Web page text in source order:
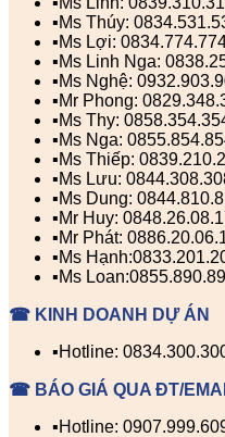
▪️Ms Thúy:
▪️Ms Lợi:
▪️Ms Linh Nga:
▪️Ms Nghệ:
▪️Mr Phong:
▪️Ms Thy:
▪️Ms Nga:
▪️Ms Thiếp:
▪️Ms Lưu:
▪️Ms Dung:
▪️Mr Huy:
▪️Mr Phát:
▪️Ms
▪️Ms
☎ KINH DOANH DỰ ÁN
▪️Hotline:
☎ BÁO GIÁ QUA ĐT/
▪️Hotline: